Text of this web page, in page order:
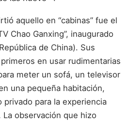
aquello en “cabinas” fue el
Chao Ganxing”, inaugurado
de China). Sus
en usar rudimentarias
meter un sofá, un televisor
una pequeña habitación,
privado para la experiencia
La observación que hizo